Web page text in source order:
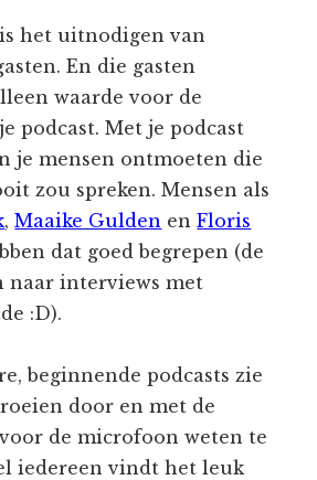
het uitnodigen van
En die gasten
waarde voor de
podcast. Met je podcast
je mensen ontmoeten die
zou spreken. Mensen als
,Maaike Gulden enFloris
dat goed begrepen (de
naar interviews met
:D).
beginnende podcasts zie
door en met de
de microfoon weten te
iedereen vindt het leuk